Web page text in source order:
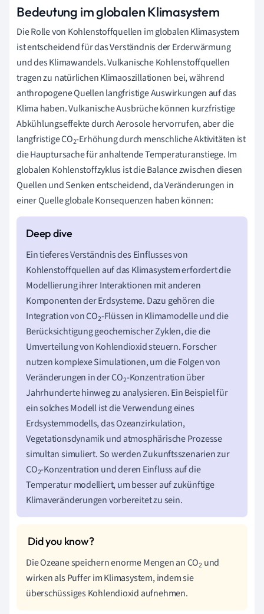
Bedeutung im globalen Klimasystem
Die Rolle von Kohlenstoffquellen im globalen Klimasystem
ist entscheidend für das Verständnis der Erderwärmung
und des Klimawandels. Vulkanische Kohlenstoffquellen
tragen zu natürlichen Klimaoszillationen bei, während
anthropogene Quellen langfristige Auswirkungen auf das
Klima haben. Vulkanische Ausbrüche können kurzfristige
Abkühlungseffekte durch Aerosole hervorrufen, aber die
langfristige CO2-Erhöhung durch menschliche Aktivitäten ist
die Hauptursache für anhaltende Temperaturanstiege. Im
globalen Kohlenstoffzyklus ist die Balance zwischen diesen
Quellen und Senken entscheidend, da Veränderungen in
einer Quelle globale Konsequenzen haben können:
Ein tieferes Verständnis des Einflusses von
Kohlenstoffquellen auf das Klimasystem erfordert die
Modellierung ihrer Interaktionen mit anderen
Komponenten der Erdsysteme. Dazu gehören die
Integration von CO2-Flüssen in Klimamodelle und die
Berücksichtigung geochemischer Zyklen, die die
Umverteilung von Kohlendioxid steuern. Forscher
nutzen komplexe Simulationen, um die Folgen von
Veränderungen in der CO2-Konzentration über
Jahrhunderte hinweg zu analysieren. Ein Beispiel für
ein solches Modell ist die Verwendung eines
Erdsystemmodells, das Ozeanzirkulation,
Vegetationsdynamik und atmosphärische Prozesse
simultan simuliert. So werden Zukunftsszenarien zur
CO2-Konzentration und deren Einfluss auf die
Temperatur modelliert, um besser auf zukünftige
Klimaveränderungen vorbereitet zu sein.
Die Ozeane speichern enorme Mengen an CO2 und
wirken als Puffer im Klimasystem, indem sie
überschüssiges Kohlendioxid aufnehmen.